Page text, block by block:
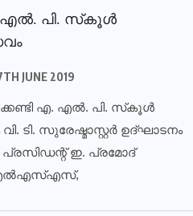
എല്‍. പി. സ്‌കൂള്‍
JUNE 2019
എ. എല്‍. പി. സ്‌കൂള്‍
ടി. സുരേഷ്മാസ്റ്റര്‍ ഉദ്ഘാടനം
പ്രസിഡന്റ് ഇ. പ്രമോദ്
എല്‍എസ്എസ്,